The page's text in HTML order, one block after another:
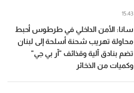
سانا: الأمن الداخلي في طرطوس أحبط
محاولة تهريب شحنة أسلحة إلى لبنان
تضم بنادق آلية وقذائف "آر بي جي"
وكميات من الذخائر
15:43